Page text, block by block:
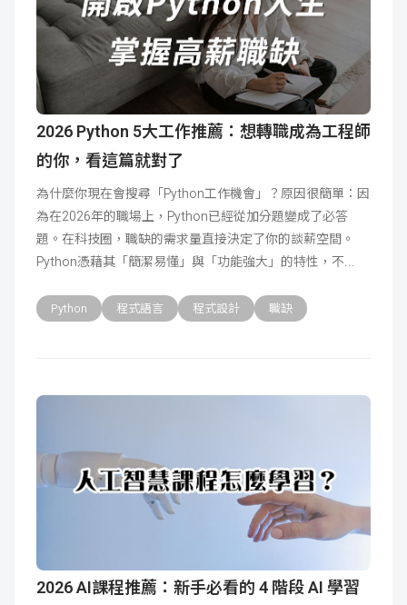
2026 Python 5大工作推薦：想轉職成為工程師
的你，看這篇就對了
為什麼你現在會搜尋「Python工作機會」？原因很簡單：因
為在2026年的職場上，Python已經從加分題變成了必答
題。在科技圈，職缺的需求量直接決定了你的談薪空間。
Python憑藉其「簡潔易懂」與「功能強大」的特性，不
Python 程式語言 程式設計 職缺
2026 AI課程推薦：新手必看的 4 階段 AI 學習